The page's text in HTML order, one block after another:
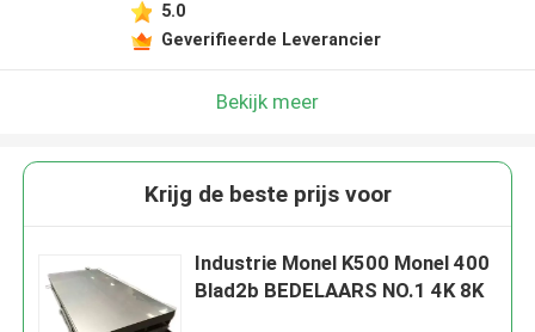
5.0
Geverifieerde Leverancier
Bekijk meer
Krijg de beste prijs voor
Industrie Monel K500 Monel 400
Blad2b BEDELAARS NO.1 4K 8K